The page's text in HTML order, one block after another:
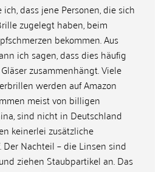
dass jene Personen, die sich
zugelegt haben, beim
bekommen. Aus
ich sagen, dass dies häufig
zusammenhängt. Viele
werden auf Amazon
meist von billigen
sind nicht in Deutschland
keinerlei zusätzliche
Nachteil – die Linsen sind
ziehen Staubpartikel an. Das